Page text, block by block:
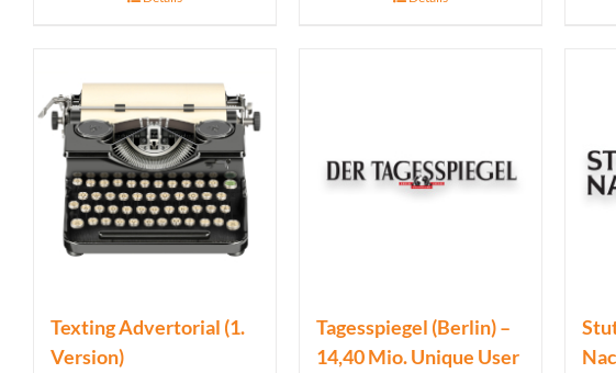
Texting Advertorial (1.
Version)
Tagesspiegel (Berlin) –
14,40 Mio. Unique User